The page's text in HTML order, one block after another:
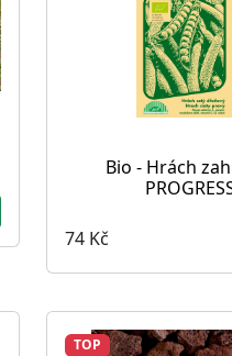
Bio - Hrách
74 Kč
TOP